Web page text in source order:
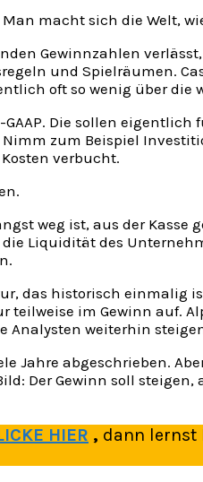
macht sich die Welt,
Gewinnzahlen
und Spielräumen.
oft so wenig über
Die sollen
zum Beispiel
verbucht.
weg ist, aus der
Liquidität des
das historisch einmalig
im Gewinn auf.
Analysten weiterhin
abgeschrieben.
Der Gewinn soll
HIER , dann lernst